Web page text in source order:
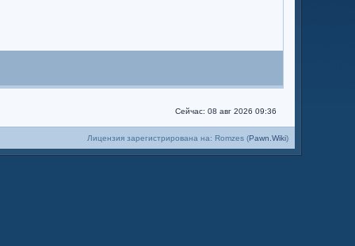
Сейчас: 08 авг 2026 09:36
Лицензия зарегистрирована на: Romzes (Pawn.Wiki)